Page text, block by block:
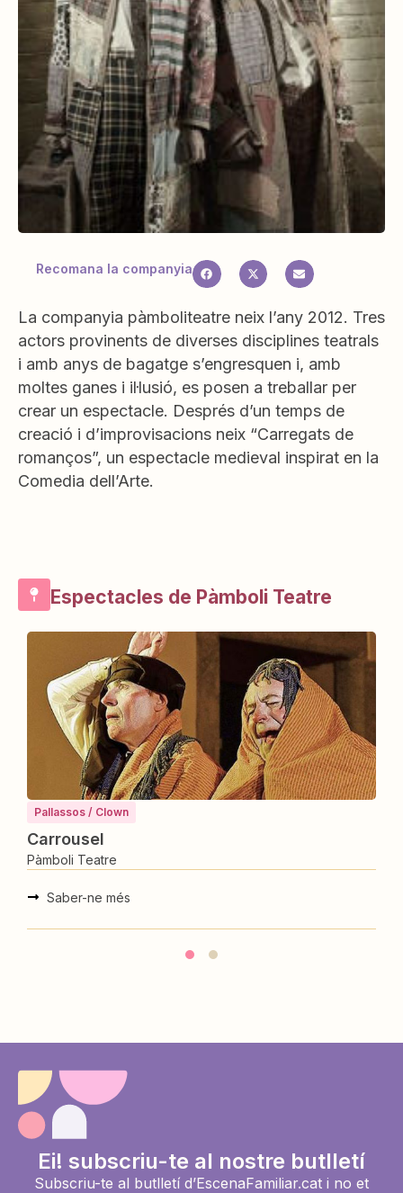
Recomana la companyia
La companyia pàmboliteatre neix l’any 2012. Tres
actors provinents de diverses disciplines teatrals
i amb anys de bagatge s’engresquen i, amb
moltes ganes i il·lusió, es posen a treballar per
crear un espectacle. Després d’un temps de
creació i d’improvisacions neix “Carregats de
romanços”, un espectacle medieval inspirat en la
Comedia dell’Arte.
Espectacles de Pàmboli Teatre
El pot de les potingues
Pàmboli Teatre
Saber-ne més
Ei! subscriu-te al nostre butlletí
Subscriu-te al butlletí d’EscenaFamiliar.cat i no et